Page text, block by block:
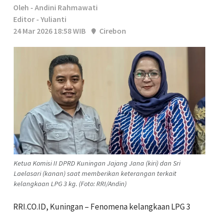
Oleh - Andini Rahmawati
Editor - Yulianti
24 Mar 2026 18:58 WIB
Cirebon
Ketua Komisi II DPRD Kuningan Jajang Jana (kiri) dan Sri
Laelasari (kanan) saat memberikan keterangan terkait
kelangkaan LPG 3 kg. (Foto: RRI/Andin)
RRI.CO.ID, Kuningan – Fenomena kelangkaan LPG 3